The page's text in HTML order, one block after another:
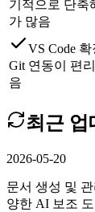
기적으로 단축
가 많음
VS Code
Git 연동이 편
음
최근 업
2026-05-20
문서 생성 및
양한 AI 보조